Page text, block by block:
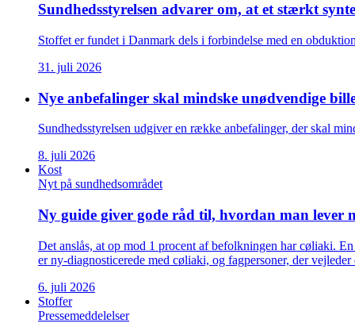
Sundhedsstyrelsen advarer om, at et stærkt
Stoffet er fundet i Danmark dels i forbindelse med en
31. juli 2026
Nye anbefalinger skal mindske unødvendige
Sundhedsstyrelsen udgiver en række anbefalinger, der skal
8. juli 2026
Kost
Nyt på sundhedsområdet
Ny guide giver gode råd til, hvordan man lever
Det anslås, at op mod 1 procent af befolkningen har cøliaki.
er ny-diagnosticerede med cøliaki, og fagpersoner, der vejleder
6. juli 2026
Stoffer
Pressemeddelelser